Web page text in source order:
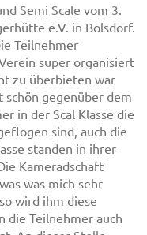
Semi Scale vom 3.
e.V. in Bolsdorf.
Teilnehmer
super organisiert
zu überbieten war
schön gegenüber dem
in der Scal Klasse die
sind, auch die
standen in ihrer
Kameradschaft
was mich sehr
wird ihm diese
die Teilnehmer auch